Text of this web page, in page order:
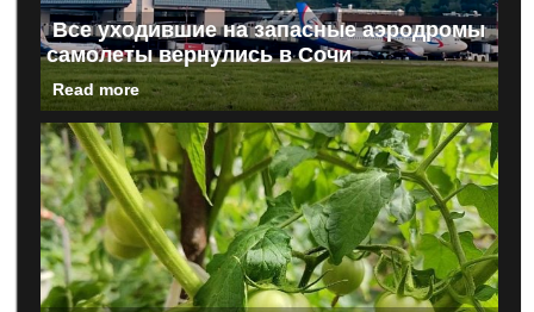
Все уходившие на запасные аэродромы
самолеты вернулись в Сочи
Read more